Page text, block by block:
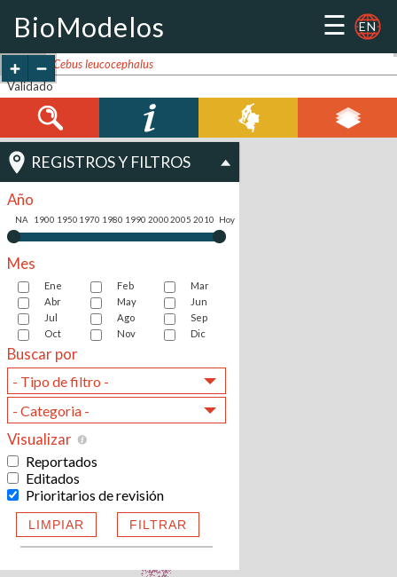
BioModelos ☰ EN
+ - Cebus leucocephalus
Validado
REGISTROS Y FILTROS
Año
NA 1900 1950 1970 1980 1990 20002005 2010 Hoy
Mes
Ene Feb
Mar
Abr
May
Jun
Jul
Ago
Sep
Oct
Nov Dic
Buscar por
- Tipo de filtro -
- Categoria -
Visualizar
Reportados
Editados
Prioritarios de revisión
LIMPIAR FILTRAR